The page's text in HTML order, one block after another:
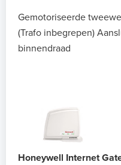
Gemotoriseerde
(Trafo inbegrepen)
binnendraad
Honeywell Internet